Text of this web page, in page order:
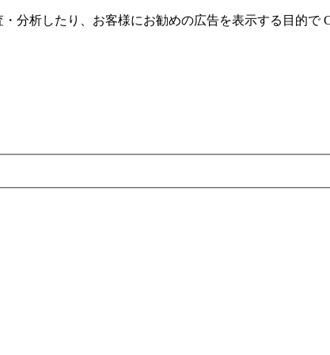
分析したり、お客様にお勧めの広告を表⽰する⽬的で